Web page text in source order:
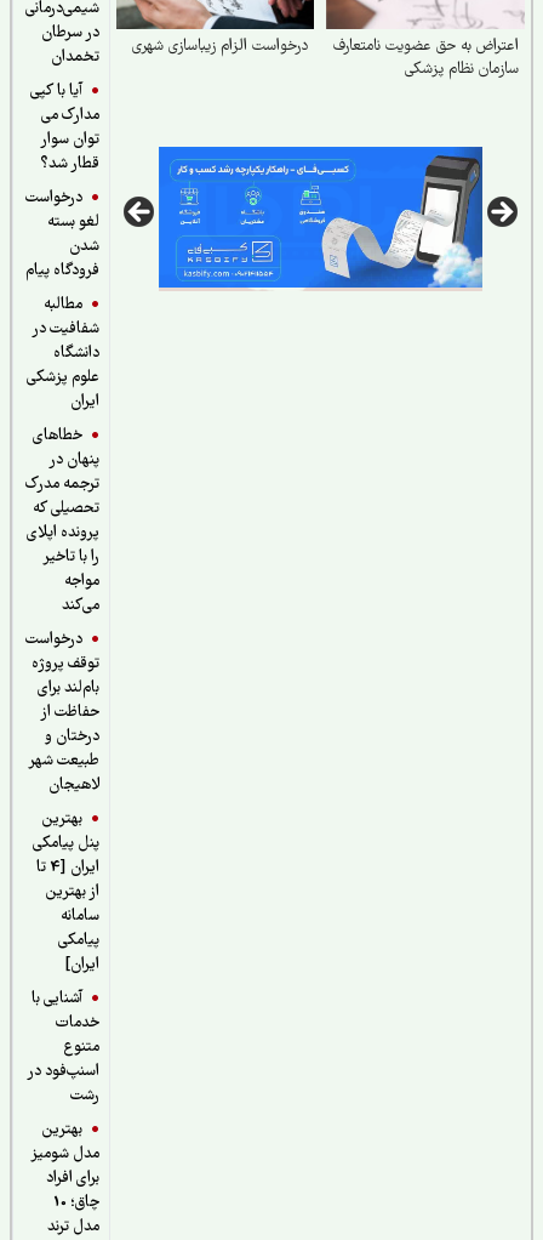
شیمی‌درمانی
در سرطان
تخمدان
آیا با کپی
مدارک می
توان سوار
قطار شد؟
درخواست
لغو بسته
فرودگاه پیام
مطالبه
شفافیت در
دانشگاه
علوم پزشکی
خطاهای
پنهان در
ترجمه مدرک
تحصیلی که
پرونده اپلای
را با تاخیر
درخواست
توقف پروژه
بام‌لند برای
حفاظت از
درختان و
طبیعت شهر
لاهیجان
بهترین
پنل پیامکی
ایران [4 تا
از بهترین
سامانه
پیامکی
آشنایی با
خدمات
اسنپ‌فود در
بهترین
مدل شومیز
برای افراد
چاق؛ 10
مدل ترند
به حق عضویت نامتعارف
نظام پزشکی
درخواست الزام زیبا‌سازی شهری